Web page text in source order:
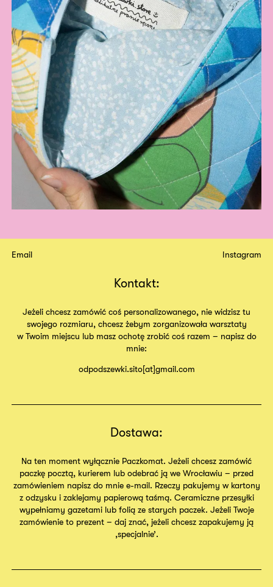
Email Instagram
Kontakt:
Jeżeli chcesz zamówić coś personalizowanego, nie widzisz tu
swojego rozmiaru, chcesz żebym zorganizowała warsztaty
w Twoim miejscu lub masz ochotę zrobić coś razem – napisz do
mnie:
odpodszewki.sito[at]gmail.com
Dostawa:
Na ten moment wyłącznie Paczkomat. Jeżeli chcesz zamówić
paczkę pocztą, kurierem lub odebrać ją we Wrocławiu – przed
zamówieniem napisz do mnie e-mail. Rzeczy pakujemy w kartony
z odzysku i zaklejamy papierową taśmą. Ceramiczne przesyłki
wypełniamy gazetami lub folią ze starych paczek. Jeżeli Twoje
zamówienie to prezent – daj znać, jeżeli chcesz zapakujemy ją
,specjalnie’.